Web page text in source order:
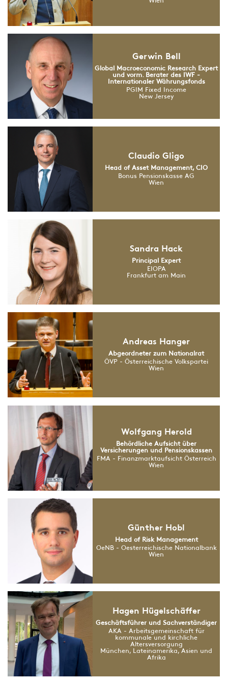
Gerwin Bell
Global Macroeconomic Research Expert
und vorm. Berater des IWF -
Internationaler Währungsfonds
PGIM Fixed Income
New Jersey
Claudio Gligo
Head of Asset Management, CIO
Bonus Pensionskasse AG
Wien
Sandra Hack
Principal Expert
EIOPA
Frankfurt am Main
Andreas Hanger
Abgeordneter zum Nationalrat
ÖVP - Österreichische Volkspartei
Wien
Wolfgang Herold
Behördliche Aufsicht über
Versicherungen und Pensionskassen
FMA - Finanzmarktaufsicht Österreich
Wien
Günther Hobl
Head of Risk Management
OeNB - Oesterreichische Nationalbank
Wien
Hagen Hügelschäffer
Geschäftsführer und Sachverständiger
AKA - Arbeitsgemeinschaft für
kommunale und kirchliche
Altersversorgung
München, Lateinamerika, Asien und
Afrika